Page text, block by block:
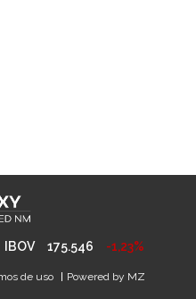
IBOV 175.546 -1,23%
de uso Powered by MZ